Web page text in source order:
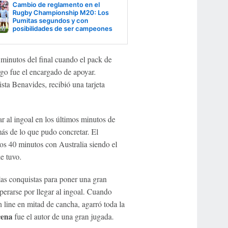
Cambio de reglamento en el
Rugby Championship M20: Los
Pumitas segundos y con
posibilidades de ser campeones
del final cuando el pack de
fue el encargado de apoyar.
Benavides, recibió una tarjeta
al ingoal en los últimos minutos de
de lo que pudo concretar. El
40 minutos con Australia siendo el
tuvo.
conquistas para poner una gran
por llegar al ingoal. Cuando
line en mitad de cancha, agarró toda la
fue el autor de una gran jugada.